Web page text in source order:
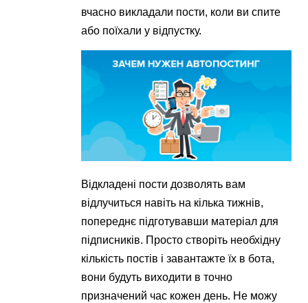
вчасно викладали пости, коли ви спите
або поїхали у відпустку.
Відкладені пости дозволять вам
відлучиться навіть на кілька тижнів,
попереднє підготувавши матеріал для
підписників. Просто створіть необхідну
кількість постів і завантажте їх в бота,
вони будуть виходити в точно
призначений час кожен день. Не можу